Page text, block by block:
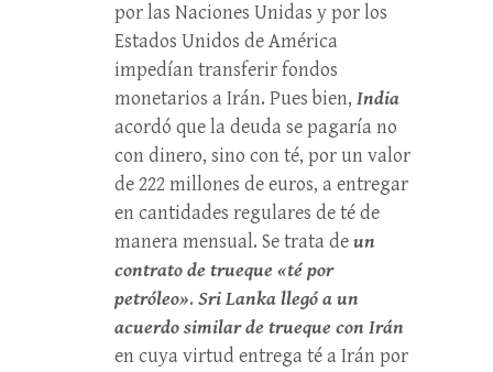
por las Naciones Unidas y por los
Estados Unidos de América
impedían transferir fondos
monetarios a Irán. Pues bien, India
acordó que la deuda se pagaría no
con dinero, sino con té, por un valor
de 222 millones de euros, a entregar
en cantidades regulares de té de
manera mensual. Se trata deun
contrato de trueque «té por
petróleo». Sri Lanka llegó a un
acuerdo similar de trueque con Irán
en cuya virtud entrega té a Irán por